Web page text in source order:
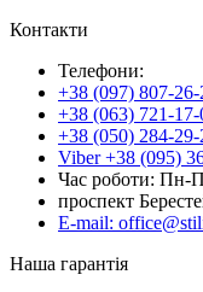
Контакти
Телефони:
+38 (097) 807-26-
+38 (063) 721-17-
+38 (050) 284-29-
Viber +38 (095)
Час роботи: Пн-
проспект
E-mail:
Наша гарантія